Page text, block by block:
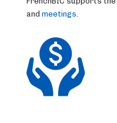
and meetings.